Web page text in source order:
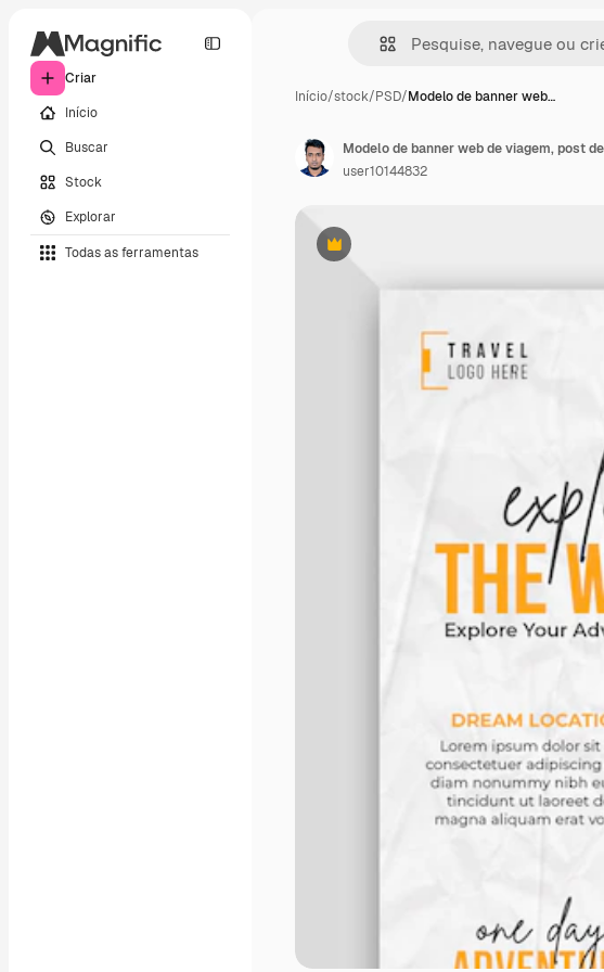
Criar
Início
Buscar
Stock
Explorar
Todas as ferramentas
Início/stock/PSD/Modelo de banner web…
Premium
Modelo de banner web de viagem, post
user10144832